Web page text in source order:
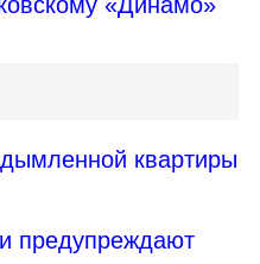
квартиры
предупреждают